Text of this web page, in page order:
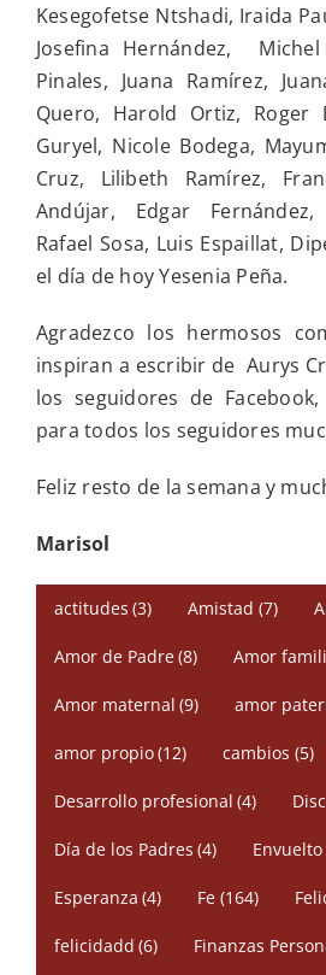
Kesegofetse Ntshadi, Iraida
Josefina Hernández, Michel
Pinales, Juana Ramírez,
Quero, Harold Ortiz, Roger
Guryel, Nicole Bodega,
Cruz, Lilibeth Ramírez,
Andújar, Edgar
Rafael Sosa, Luis Espaillat,
el día de hoy Yesenia Peña.
Agradezco los hermosos
inspiran a escribir de Aurys
los seguidores de
para todos los seguidores
Feliz resto de la semana y
Marisol
actitudes (3) Amistad (7)
Amor de Padre(8) Amor
Amor maternal (9) amor
amor propio(12) cambios (5)
Desarrollo profesional (4)
Día de los Padres (4)
Esperanza (4) Fe (164)
felicidadd (6) Finanzas